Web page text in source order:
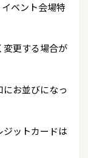
ベント会場特
更する場合が
お並びになっ
ットカードは